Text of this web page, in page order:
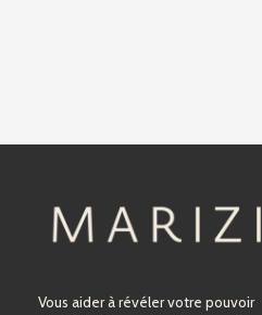
Vous aider à révéler votre pouvoir